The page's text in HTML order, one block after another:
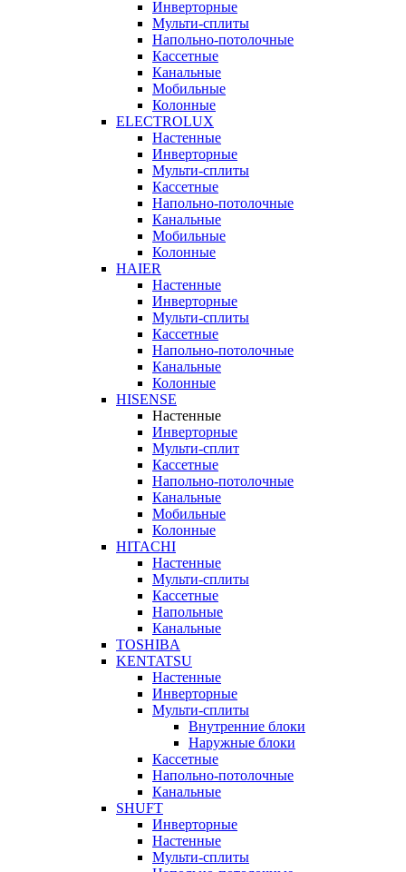
Инверторные
Мульти-сплиты
Напольно-потолочные
Кассетные
Канальные
Мобильные
Колонные
ELECTROLUX
Настенные
Инверторные
Мульти-сплиты
Кассетные
Напольно-потолочные
Канальные
Мобильные
Колонные
HAIER
Настенные
Инверторные
Мульти-сплиты
Кассетные
Напольно-потолочные
Канальные
Колонные
HISENSE
Настенные
Инверторные
Мульти-сплит
Кассетные
Напольно-потолочные
Канальные
Мобильные
Колонные
HITACHI
Настенные
Мульти-сплиты
Кассетные
Напольные
Канальные
TOSHIBA
KENTATSU
Настенные
Инверторные
Мульти-сплиты
Внутренние блоки
Наружные блоки
Кассетные
Напольно-потолочные
Канальные
SHUFT
Инверторные
Настенные
Мульти-сплиты